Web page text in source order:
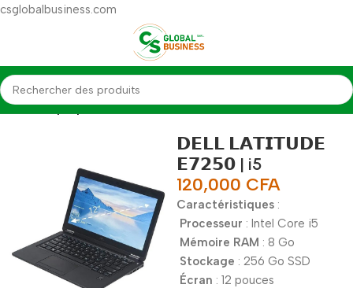
csglobalbusiness.com
Accueil Laptop
𝗗𝗘𝗟𝗟 𝗟𝗔𝗧𝗜𝗧𝗨𝗗𝗘
𝗘𝟳𝟮𝟱𝟬 | i5
120,000 CFA
Caractéristiques :
Processeur : Intel Core i5
Mémoire RAM : 8 Go
Stockage : 256 Go SSD
Écran : 12 pouces